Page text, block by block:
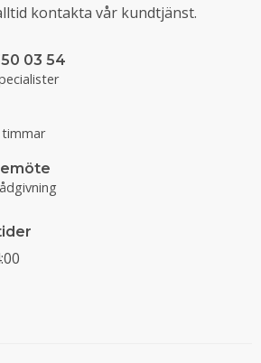
kontakta vår kundtjänst.
03 54
timmar